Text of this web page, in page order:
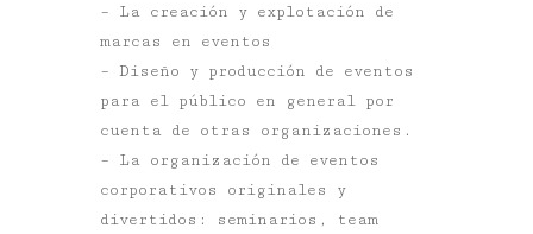
– La creación y explotación de
marcas en eventos
– Diseño y producción de eventos
para el público en general por
cuenta de otras organizaciones.
– La organización de eventos
corporativos originales y
divertidos: seminarios, team